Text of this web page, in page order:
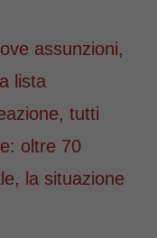
assunzioni,
lista
tutti
oltre 70
la situazione